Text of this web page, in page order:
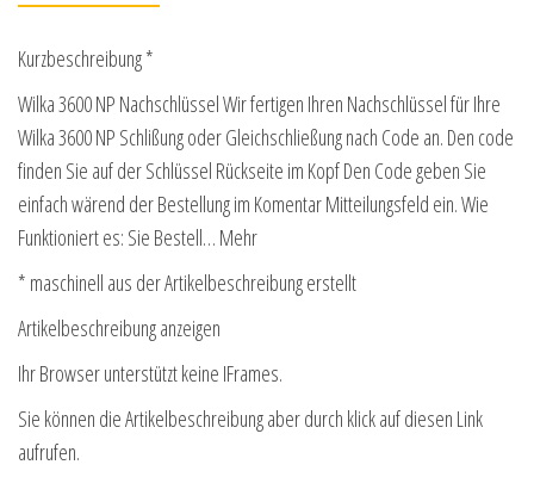
Kurzbeschreibung *
Wilka 3600 NP Nachschlüssel Wir fertigen Ihren Nachschlüssel für Ihre
Wilka 3600 NP Schlißung oder Gleichschließung nach Code an. Den code
finden Sie auf der Schlüssel Rückseite im Kopf Den Code geben Sie
einfach wärend der Bestellung im Komentar Mitteilungsfeld ein. Wie
Funktioniert es: Sie Bestell… Mehr
* maschinell aus der Artikelbeschreibung erstellt
Artikelbeschreibung anzeigen
Ihr Browser unterstützt keine IFrames.
Sie können die Artikelbeschreibung aber durch klick auf diesen Link
aufrufen.